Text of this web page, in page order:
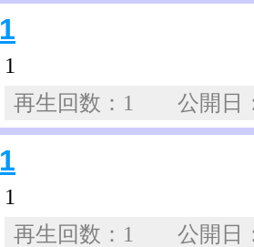
1
1
再生回数：1 公開
1
1
再生回数：1 公開